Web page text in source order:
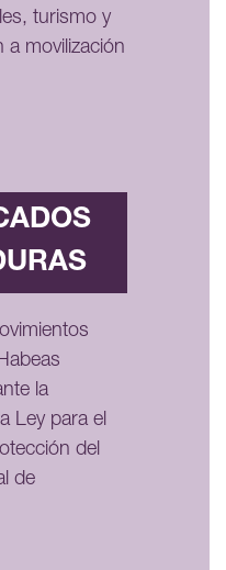
turismo y
a movilización
la
Ley para el
del
de